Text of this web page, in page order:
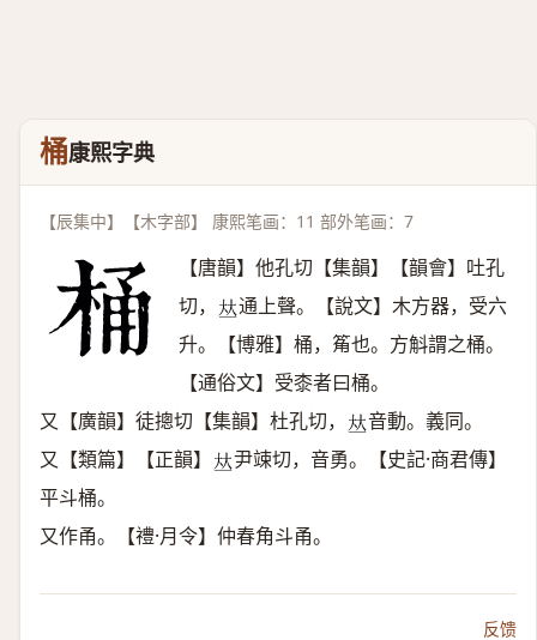
桶康熙字典
【辰集中】【木字部】 康熙笔画：11 部外笔画：7
【唐韻】他孔切【集韻】【韻會】吐孔
切， 𠀤通上聲。【說文】木方器，受六
升。【博雅】桶，䇶也。方斛謂之桶。
【通俗文】受桼者曰桶。
又【廣韻】徒摠切【集韻】杜孔切， 𠀤音動。義同。
又【類篇】【正韻】 𠀤尹竦切，音勇。【史記·商君傳】
平斗桶。
又作甬。【禮·月令】仲春角斗甬。
反馈